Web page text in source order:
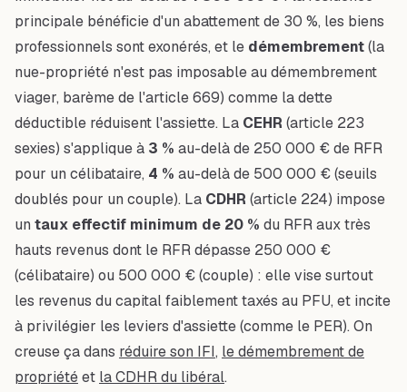
principale bénéficie d'un abattement de 30 %, les biens
professionnels sont exonérés, et le démembrement(la
nue-propriété n'est pas imposable au démembrement
viager, barème de l'article 669) comme la dette
déductible réduisent l'assiette. La CEHR (article 223
sexies) s'applique à 3 % au-delà de 250 000 € de RFR
pour un célibataire, 4 % au-delà de 500 000 € (seuils
doublés pour un couple). La CDHR (article 224) impose
un taux effectif minimum de 20 % du RFR aux très
hauts revenus dont le RFR dépasse 250 000 €
(célibataire) ou 500 000 € (couple) : elle vise surtout
les revenus du capital faiblement taxés au PFU, et incite
à privilégier les leviers d'assiette (comme le PER). On
creuse ça dans réduire son IFI, le démembrement de
propriétéet la CDHR du libéral.